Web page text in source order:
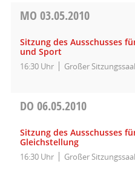
MO 03.05.2010
Sitzung des Ausschusses
und Sport
16:30 Uhr Großer
DO 06.05.2010
Sitzung des Ausschusses
Gleichstellung
16:30 Uhr Großer